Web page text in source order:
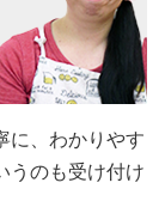
に、わかりやす
うのも受け付け